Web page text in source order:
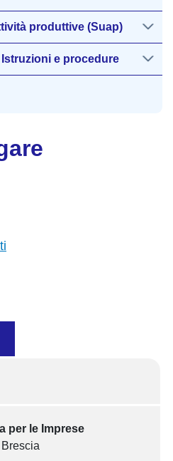
per le Imprese
produttive (Suap)
e procedure